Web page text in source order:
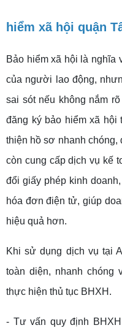
hiểm xã hội quận
Bảo hiểm xã hội là nghĩa
của người lao động,
sai sót nếu không nắm
đăng ký bảo hiểm xã hội
thiện hồ sơ nhanh chóng,
còn cung cấp dịch vụ kế
đổi giấy phép kinh
hóa đơn điện tử, giúp
hiệu quả hơn.
Khi sử dụng dịch vụ tại
toàn diện, nhanh chóng
thực hiện thủ tục BHXH.
- Tư vấn quy định